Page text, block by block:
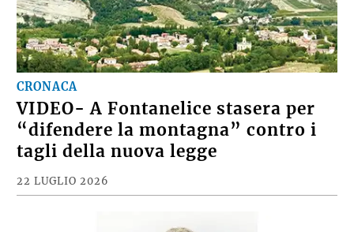
CRONACA
VIDEO- A Fontanelice stasera per
“difendere la montagna” contro i
tagli della nuova legge
22 LUGLIO 2026